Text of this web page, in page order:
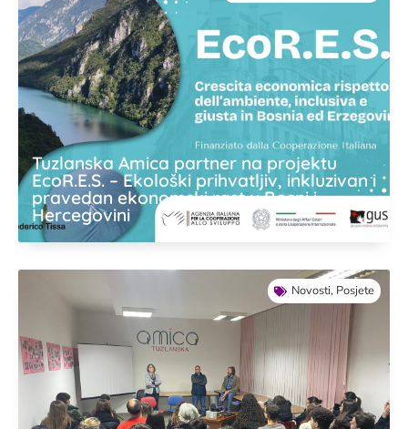
Tuzlanska Amica partner na projektu
EcoR.E.S. – Ekološki prihvatljiv, inkluzivan i
pravedan ekonomski rast u Bosni i
Hercegovini
Novosti, Posjete